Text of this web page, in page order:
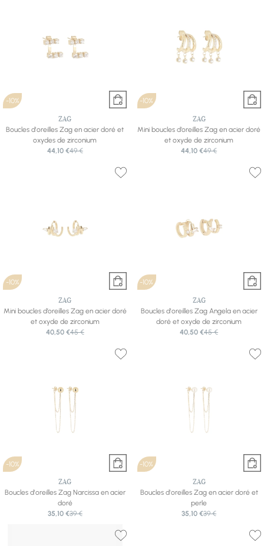
-10%
ZAG
Boucles d'oreilles Zag en acier doré et
oxydes de zirconium
44,10 €49 €
-10%
ZAG
Mini boucles d’oreilles Zag en acier doré
et oxyde de zirconium
44,10 €49 €
-10%
ZAG
Mini boucles d’oreilles Zag en acier doré
et oxyde de zirconium
40,50 €45 €
-10%
ZAG
Boucles d'oreilles Zag Angela en acier
doré et oxyde de zirconium
40,50 €45 €
-10%
ZAG
Boucles d'oreilles Zag Narcissa en acier
doré
35,10 €39 €
-10%
ZAG
Boucles d'oreilles Zag en acier doré et
perle
35,10 €39 €